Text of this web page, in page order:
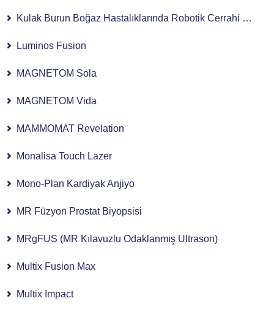
Kulak Burun Boğaz Hastalıklarında Robotik Cerrahi Kullanımı
Luminos Fusion
MAGNETOM Sola
MAGNETOM Vida
MAMMOMAT Revelation
Monalisa Touch Lazer
Mono-Plan Kardiyak Anjiyo
MR Füzyon Prostat Biyopsisi
MRgFUS (MR Kılavuzlu Odaklanmış Ultrason)
Multix Fusion Max
Multix Impact